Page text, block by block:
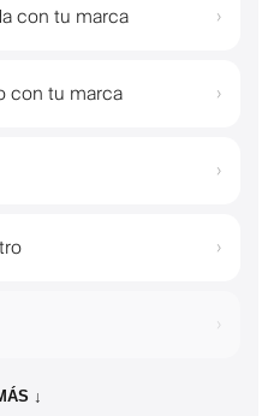
con tu marca ›
con tu marca ›
›
›
›
↓